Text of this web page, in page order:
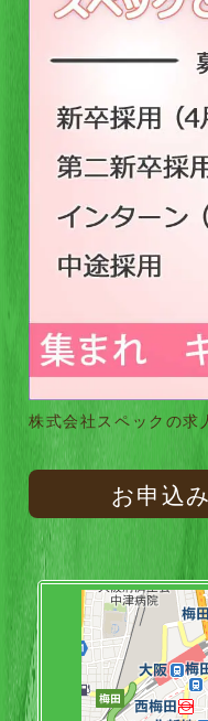
株式会社スペックの求
お申込